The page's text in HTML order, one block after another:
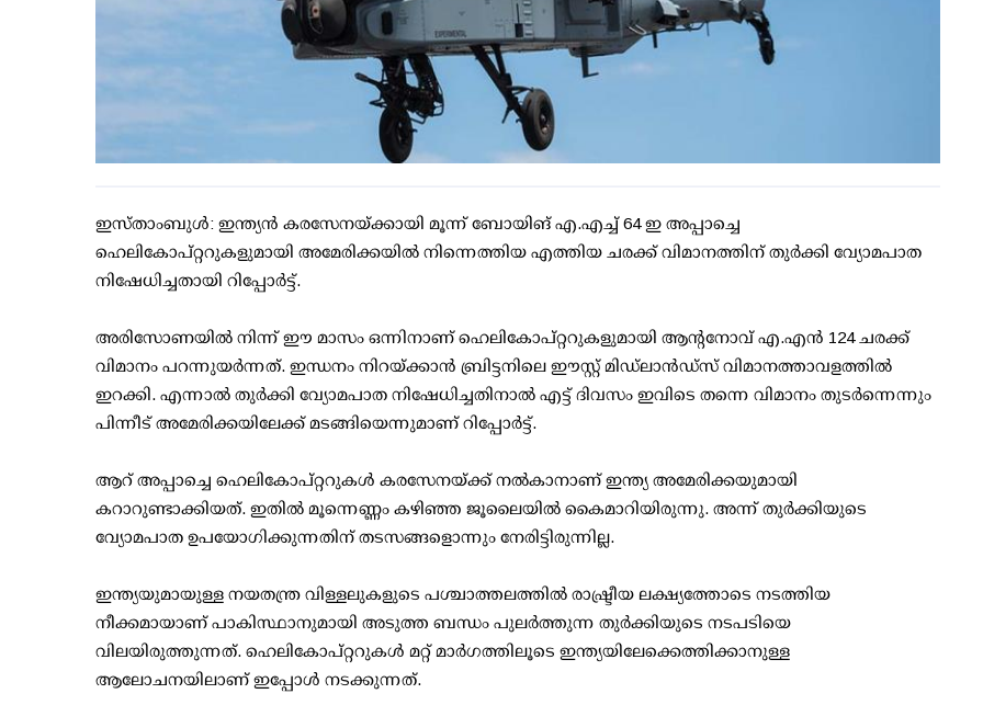
ഇസ്താംബുള്‍: ഇന്ത്യന്‍ കരസേനയ്ക്കായി മൂന്ന് ബോയിങ് എ.എച്ച് 64 ഇ അപ്പാച്ചെ
ഹെലികോപ്റ്ററുകളുമായി അമേരിക്കയില്‍ നിന്നെത്തിയ എത്തിയ ചരക്ക് വിമാനത്തിന് തുര്‍ക്കി വ്യോമപാത
നിഷേധിച്ചതായി റിപ്പോര്‍ട്ട്.
അരിസോണയില്‍ നിന്ന് ഈ മാസം ഒന്നിനാണ് ഹെലികോപ്റ്ററുകളുമായി ആന്റനോവ് എ.എന്‍ 124 ചരക്ക്
വിമാനം പറന്നുയര്‍ന്നത്. ഇന്ധനം നിറയ്ക്കാന്‍ ബ്രിട്ടനിലെ ഈസ്റ്റ് മിഡ്ലാന്‍ഡ്സ് വിമാനത്താവളത്തില്‍
ഇറക്കി. എന്നാല്‍ തുര്‍ക്കി വ്യോമപാത നിഷേധിച്ചതിനാല്‍ എട്ട് ദിവസം ഇവിടെ തന്നെ വിമാനം തുടര്‍ന്നെന്നും
പിന്നീട് അമേരിക്കയിലേക്ക് മടങ്ങിയെന്നുമാണ് റിപ്പോര്‍ട്ട്.
ആറ് അപ്പാച്ചെ ഹെലികോപ്റ്ററുകള്‍ കരസേനയ്ക്ക് നല്‍കാനാണ് ഇന്ത്യ അമേരിക്കയുമായി
കറാറുണ്ടാക്കിയത്. ഇതില്‍ മൂന്നെണ്ണം കഴിഞ്ഞ ജൂലൈയില്‍ കൈമാറിയിരുന്നു. അന്ന് തുര്‍ക്കിയുടെ
വ്യോമപാത ഉപയോഗിക്കുന്നതിന് തടസങ്ങളൊന്നും നേരിട്ടിരുന്നില്ല.
ഇന്ത്യയുമായുള്ള നയതന്ത്ര വിള്ളലുകളുടെ പശ്ചാത്തലത്തില്‍ രാഷ്ട്രീയ ലക്ഷ്യത്തോടെ നടത്തിയ
നീക്കമായാണ് പാകിസ്ഥാനുമായി അടുത്ത ബന്ധം പുലര്‍ത്തുന്ന തുര്‍ക്കിയുടെ നടപടിയെ
വിലയിരുത്തുന്നത്. ഹെലികോപ്റ്ററുകള്‍ മറ്റ് മാര്‍ഗത്തിലൂടെ ഇന്ത്യയിലേക്കെത്തിക്കാനുള്ള
ആലോചനയിലാണ് ഇപ്പോള്‍ നടക്കുന്നത്.